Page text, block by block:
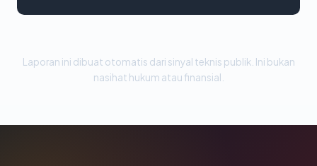
Laporan ini dibuat otomatis dari sinyal teknis publik. Ini bukan
nasihat hukum atau finansial.